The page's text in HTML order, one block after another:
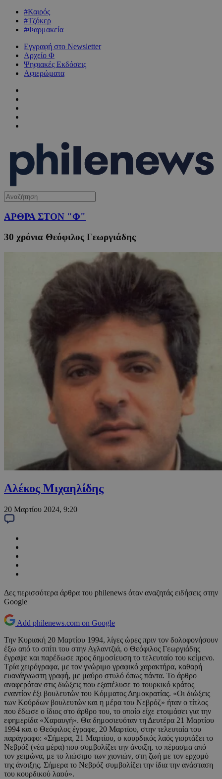
#Καιρός
#Τζόκερ
#Φαρμακεία
Εγγραφή στο Newsletter
Αρχείο Φ
Ψηφιακές Εκδόσεις
Αφιερώματα
ΑΡΘΡΑ ΣΤΟΝ "Φ"
30 χρόνια Θεόφιλος Γεωργιάδης
Αλέκος Μιχαηλίδης
20 Μαρτίου 2024, 9:20
Δες περισσότερα άρθρα του philenews όταν αναζητάς ειδήσεις στην
Google
Add philenews.com on Google
Την Κυριακή 20 Μαρτίου 1994, λίγες ώρες πριν τον δολοφονήσουν
έξω από το σπίτι του στην Αγλαντζιά, ο Θεόφιλος Γεωργιάδης
έγραψε και παρέδωσε προς δημοσίευση το τελευταίο του κείμενο.
Τρία χειρόγραφα, με τον γνώριμο γραφικό χαρακτήρα, καθαρή
ευανάγνωστη γραφή, με μαύρο στυλό όπως πάντα. Το άρθρο
αναφερόταν στις διώξεις που εξαπέλυσε το τουρκικό κράτος
εναντίον έξι βουλευτών του Κόμματος Δημοκρατίας. «Οι διώξεις
των Κούρδων βουλευτών και η μέρα του Νεβρόζ» ήταν ο τίτλος
που έδωσε ο ίδιος στο άρθρο του, το οποίο είχε ετοιμάσει για την
εφημερίδα «Χαραυγή». Θα δημοσιευόταν τη Δευτέρα 21 Μαρτίου
1994 και ο Θεόφιλος έγραφε, 20 Μαρτίου, στην τελευταία του
παράγραφο: «Σήμερα, 21 Μαρτίου, ο κουρδικός λαός γιορτάζει το
Νεβρόζ (νέα μέρα) που συμβολίζει την άνοιξη, το πέρασμα από
τον χειμώνα, με το λιώσιμο των χιονιών, στη ζωή με τον ερχομό
της άνοιξης. Σήμερα το Νεβρόζ συμβολίζει την ίδια την ανάσταση
του κουρδικού λαού».